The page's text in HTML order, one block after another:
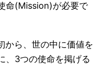
命(Mission)が必要で
から、世の中に価値を
、3つの使命を掲げる